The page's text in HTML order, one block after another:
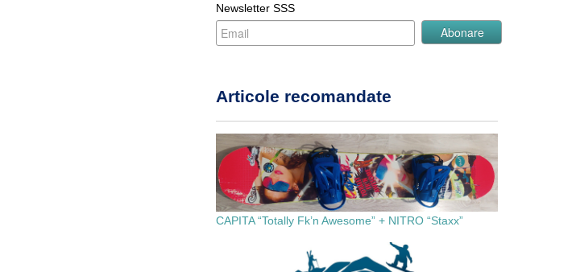
Newsletter SSS
Articole recomandate
CAPITA “Totally Fk’n Awesome” + NITRO “Staxx”